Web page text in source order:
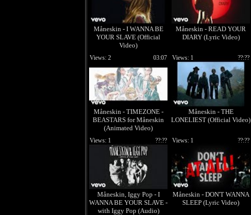
Måneskin - I WANNA BE
YOUR SLAVE (Official
Video)
Måneskin - READ YOUR
DIARY (Lyric Video)
Måneskin - TIMEZONE -
BEASTARS for Måneskin
(Animated Video)
03:07
Views: 2
Måneskin - THE
LONELIEST (Official Video)
??:??
Views: 1
Måneskin, Iggy Pop - I
WANNA BE YOUR SLAVE -
with Iggy Pop (Audio)
??:??
Views: 1
Måneskin - DON'T WANNA
SLEEP (Lyric Video)
??:??
Views: 1